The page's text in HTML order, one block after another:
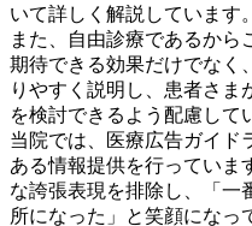
いて詳しく解説しています。
また、自由診療であるから
期待できる効果だけでなく
りやすく説明し、患者さま
を検討できるよう配慮して
当院では、医療広告ガイド
ある情報提供を行っていま
な誇張表現を排除し、「一
所になった」と笑顔になっ